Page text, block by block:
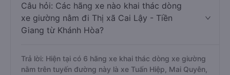
Câu hỏi: Các hãng xe nào khai thác dòng
xe giường nằm đi Thị xã Cai Lậy - Tiền
Giang từ Khánh Hòa?
Trả lời: Hiện tại có 6 hãng xe khai thác dòng xe giường
nằm trên tuyến đường này là xe Tuấn Hiệp, Mai Quyên,